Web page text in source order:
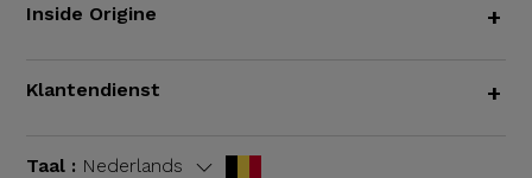
Inside Origine +
Klantendienst +
Taal : Nederlands